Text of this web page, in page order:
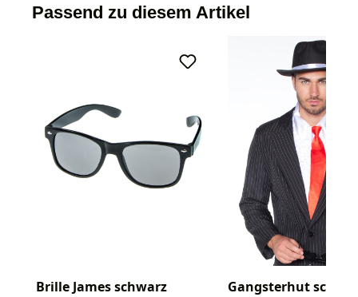
Passend zu diesem Artikel
Brille James schwarz
Gangsterhut